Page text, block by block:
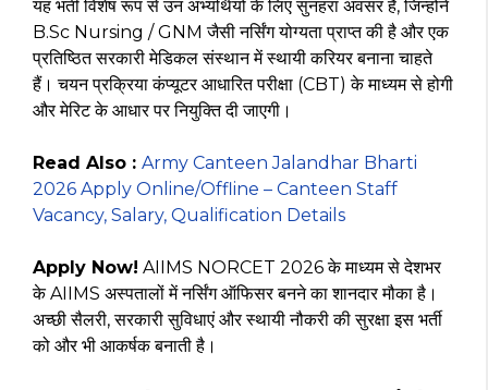
यह भर्ती विशेष रूप से उन अभ्यर्थियों के लिए सुनहरा अवसर है, जिन्होंने
B.Sc Nursing / GNM जैसी नर्सिंग योग्यता प्राप्त की है और एक
प्रतिष्ठित सरकारी मेडिकल संस्थान में स्थायी करियर बनाना चाहते
हैं। चयन प्रक्रिया कंप्यूटर आधारित परीक्षा (CBT) के माध्यम से होगी
और मेरिट के आधार पर नियुक्ति दी जाएगी।
Read Also : Army Canteen Jalandhar Bharti
2026 Apply Online/Offline – Canteen Staff
Vacancy, Salary, Qualification Details
Apply Now! AIIMS NORCET 2026 के माध्यम से देशभर
के AIIMS अस्पतालों में नर्सिंग ऑफिसर बनने का शानदार मौका है।
अच्छी सैलरी, सरकारी सुविधाएं और स्थायी नौकरी की सुरक्षा इस भर्ती
को और भी आकर्षक बनाती है।